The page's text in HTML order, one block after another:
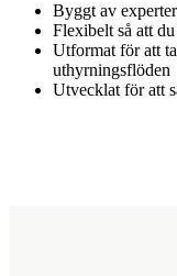
Byggt av
Flexibelt så att
Utformat för att
uthyrningsflöden
Utvecklat för att